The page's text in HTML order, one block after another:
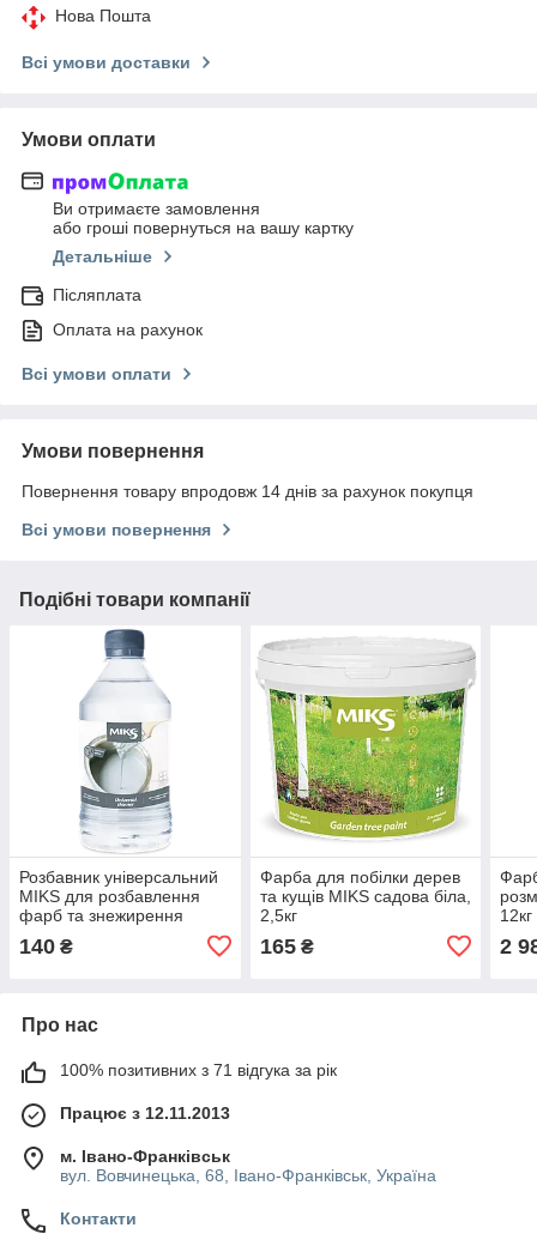
Нова Пошта
Всі умови доставки
Умови оплати
Ви отримаєте замовлення
або гроші повернуться на вашу картку
Детальніше
Післяплата
Оплата на рахунок
Всі умови оплати
Умови повернення
Повернення товару впродовж 14 днів за рахунок покупця
Всі умови повернення
Подібні товари компанії
Розбавник універсальний
MIKS для розбавлення
фарб та знежирення
140 ₴
Фарба для побілки дерев
та кущів MIKS садова біла,
2,5кг
165₴
12кг
2
Про нас
100% позитивних з 71 відгука за рік
Працює з 12.11.2013
м. Івано-Франківськ
вул. Вовчинецька, 68, Івано-Франківськ, Україна
Контакти